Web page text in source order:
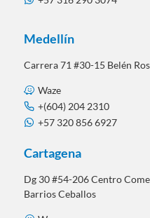
Medellín
Carrera 71 #30-15 Belén
Waze
+(604) 204 2310
+57 320 856 6927
Cartagena
Dg 30 #54-206 Centro
Barrios Ceballos